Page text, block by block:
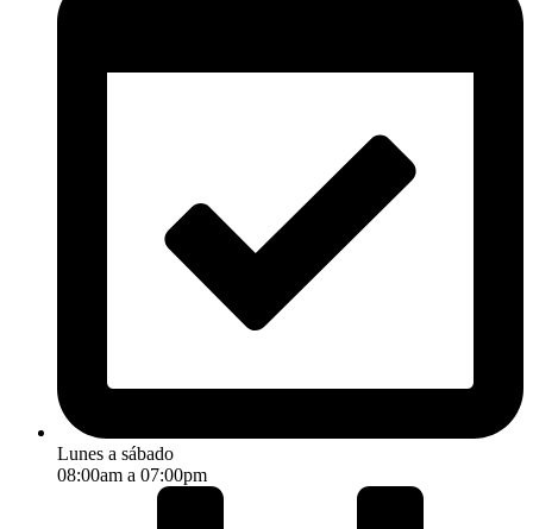
Lunes a sábado
08:00am a 07:00pm